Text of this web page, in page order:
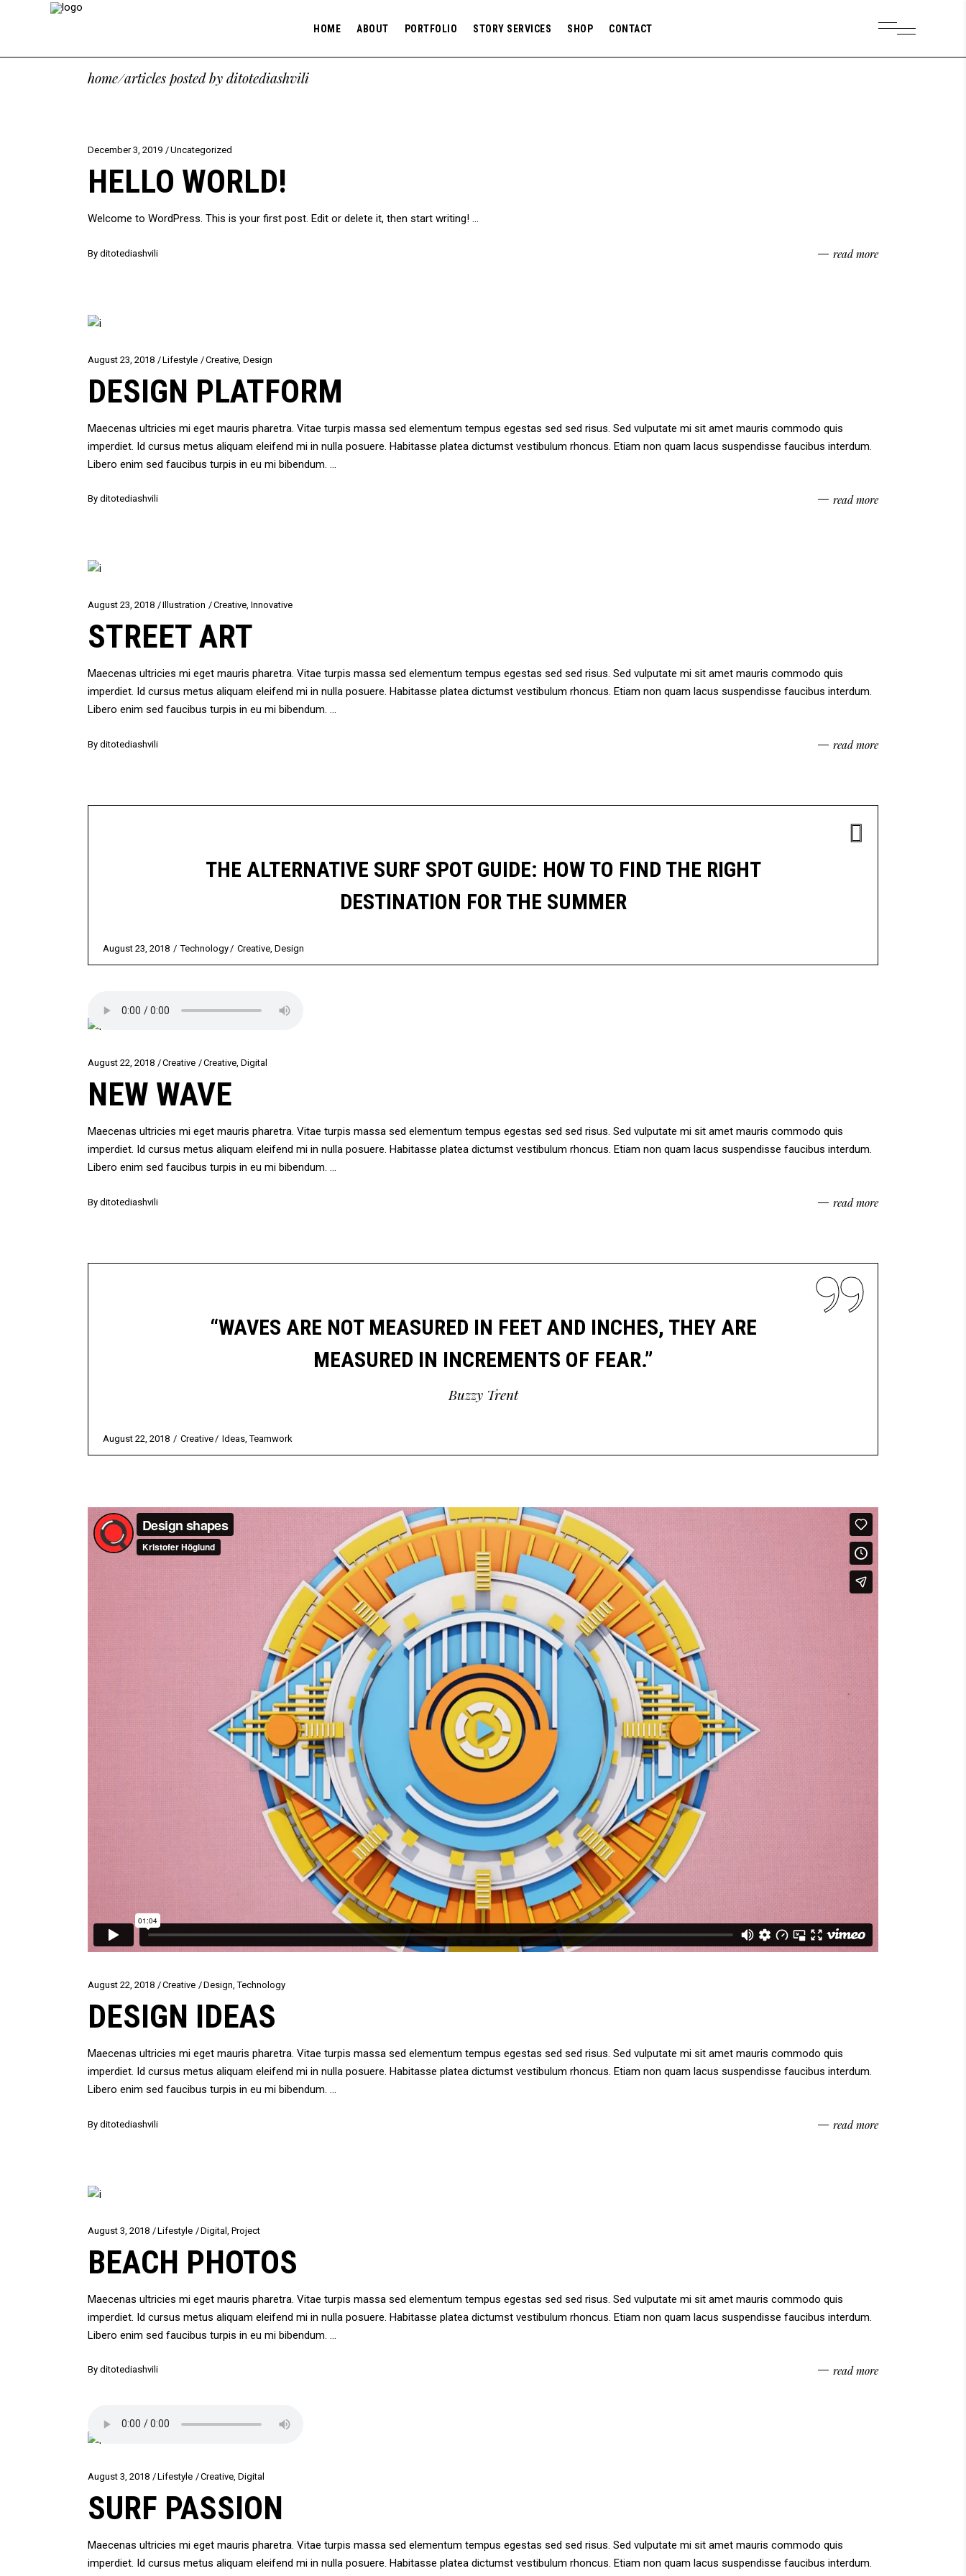
HOME ABOUT PORTFOLIO STORY SERVICES SHOP CONTACT
home/articles posted by ditotediashvili
December 3, 2019 Uncategorized
HELLO WORLD!
Welcome to WordPress. This is your first post. Edit or delete it, then start writing!
By ditotediashvili read more
August 23, 2018 Lifestyle Creative Design
DESIGN PLATFORM
Maecenas ultricies mi eget mauris pharetra. Vitae turpis massa sed elementum tempus egestas sed sed risus. Sed vulputate mi sit amet mauris commodo quis
imperdiet. Id cursus metus aliquam eleifend mi in nulla posuere. Habitasse platea dictumst vestibulum rhoncus. Etiam non quam lacus suspendisse faucibus interdum.
Libero enim sed faucibus turpis in eu mi bibendum.
By ditotediashvili read more
August 23, 2018 Illustration Creative, Innovative
STREET ART
Maecenas ultricies mi eget mauris pharetra. Vitae turpis massa sed elementum tempus egestas sed sed risus. Sed vulputate mi sit amet mauris commodo quis
imperdiet. Id cursus metus aliquam eleifend mi in nulla posuere. Habitasse platea dictumst vestibulum rhoncus. Etiam non quam lacus suspendisse faucibus interdum.
Libero enim sed faucibus turpis in eu mi bibendum.
By ditotediashvili read more
THE ALTERNATIVE SURF SPOT GUIDE: HOW TO FIND THE RIGHT
DESTINATION FOR THE SUMMER
August 23, 2018 Technology Creative, Design
August 22, 2018 Creative Creative, Digital
NEW WAVE
Maecenas ultricies mi eget mauris pharetra. Vitae turpis massa sed elementum tempus egestas sed sed risus. Sed vulputate mi sit amet mauris commodo quis
imperdiet. Id cursus metus aliquam eleifend mi in nulla posuere. Habitasse platea dictumst vestibulum rhoncus. Etiam non quam lacus suspendisse faucibus interdum.
Libero enim sed faucibus turpis in eu mi bibendum.
By ditotediashvili read more
“WAVES ARE NOT MEASURED IN FEET AND INCHES, THEY ARE
MEASURED IN INCREMENTS OF FEAR.”
Buzzy Trent
August 22, 2018 Creative Ideas,Teamwork
August 22, 2018 Creative Design,Technology
DESIGN IDEAS
Maecenas ultricies mi eget mauris pharetra. Vitae turpis massa sed elementum tempus egestas sed sed risus. Sed vulputate mi sit amet mauris commodo quis
imperdiet. Id cursus metus aliquam eleifend mi in nulla posuere. Habitasse platea dictumst vestibulum rhoncus. Etiam non quam lacus suspendisse faucibus interdum.
Libero enim sed faucibus turpis in eu mi bibendum.
By ditotediashvili read more
August 3, 2018 Lifestyle Digital Project
BEACH PHOTOS
Maecenas ultricies mi eget mauris pharetra. Vitae turpis massa sed elementum tempus egestas sed sed risus. Sed vulputate mi sit amet mauris commodo quis
imperdiet. Id cursus metus aliquam eleifend mi in nulla posuere. Habitasse platea dictumst vestibulum rhoncus. Etiam non quam lacus suspendisse faucibus interdum.
Libero enim sed faucibus turpis in eu mi bibendum.
By ditotediashvili read more
August 3, 2018 Lifestyle Creative Digital
SURF PASSION
Maecenas ultricies mi eget mauris pharetra. Vitae turpis massa sed elementum tempus egestas sed sed risus. Sed vulputate mi sit amet mauris commodo quis
imperdiet. Id cursus metus aliquam eleifend mi in nulla posuere. Habitasse platea dictumst vestibulum rhoncus. Etiam non quam lacus suspendisse faucibus interdum.